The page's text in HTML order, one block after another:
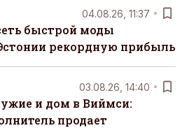
04.08.26, 11:37
быстрой моды
рекордную прибыль
03.08.26, 14:40
и дом в Виймси:
продает